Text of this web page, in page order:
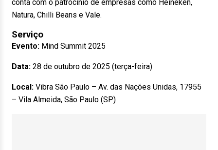
conta com o patrocínio de empresas como Heineken,
Natura, Chilli Beans e Vale.
Serviço
Evento: Mind Summit 2025
Data: 28 de outubro de 2025 (terça-feira)
Local: Vibra São Paulo – Av. das Nações Unidas, 17955
– Vila Almeida, São Paulo (SP)